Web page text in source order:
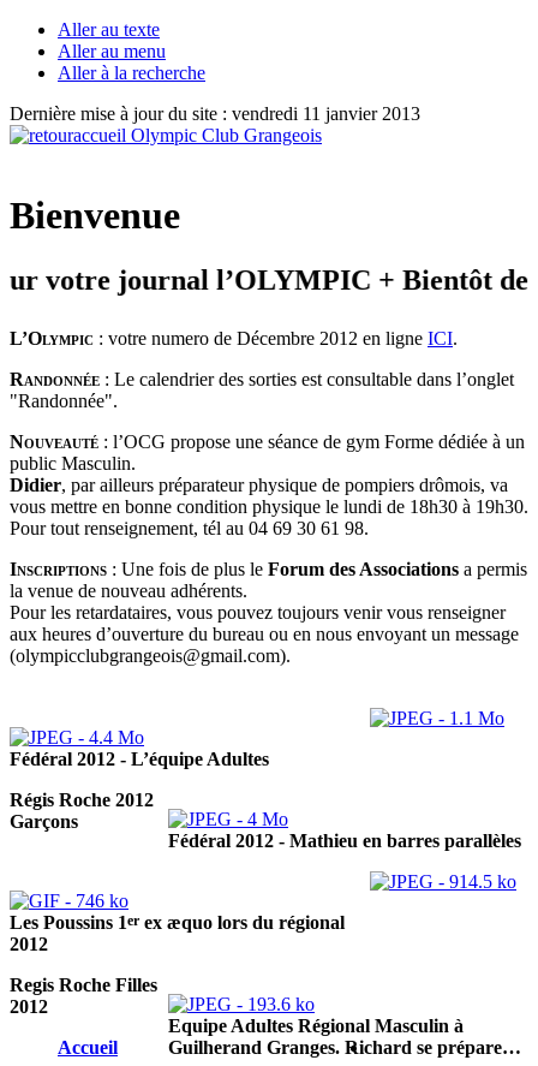
Aller au texte
Aller au menu
Aller à la recherche
Dernière mise à jour du site : vendredi 11 janvier 2013
Bienvenue
votre journal l’OLYMPIC + Bientôt des
L’Olympic : votre numero de Décembre 2012 en ligne ICI.
Randonnée : Le calendrier des sorties est consultable dans l’onglet
"Randonnée".
Nouveauté : l’OCG propose une séance de gym Forme dédiée à un
public Masculin.
Didier, par ailleurs préparateur physique de pompiers drômois, va
vous mettre en bonne condition physique le lundi de 18h30 à 19h30.
Pour tout renseignement, tél au 04 69 30 61 98.
Inscriptions : Une fois de plus le Forum des Associations a permis
la venue de nouveau adhérents.
Pour les retardataires, vous pouvez toujours venir vous renseigner
aux heures d’ouverture du bureau ou en nous envoyant un message
(olympicclubgrangeois@gmail.com).
Fédéral 2012 - L’équipe Adultes
Fédéral 2012 - Mathieu en barres parallèles
Les Poussins 1er ex æquo lors du régional
2012
Equipe Adultes Régional Masculin à
Guilherand Granges. Richard se prépare…
Régis Roche 2012
Garçons
Regis Roche Filles
2012
Accueil